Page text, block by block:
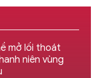
mở lối thoát
niên vùng